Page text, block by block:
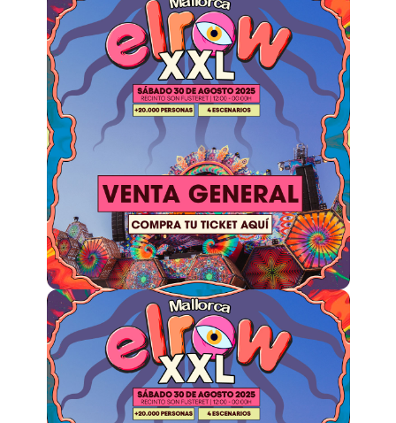
Quienes somos
¿Quieres trabajar con nosotros?
elrow News
Síguenos en tiktok
Síguenos en facebook
Síguenos en instagram
Síguenos en twitter
Síguenos en linkedin
Síguenos en youtube
Política de Privacidad
Política de Cookies
Aviso Legal
Política de Sostenibilidad